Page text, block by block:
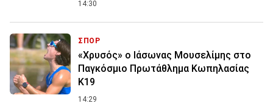
14:30
ΣΠΟΡ
«Χρυσός» ο Ιάσωνας Μουσελίμης στο
Παγκόσμιο Πρωτάθλημα Κωπηλασίας
Κ19
14:29